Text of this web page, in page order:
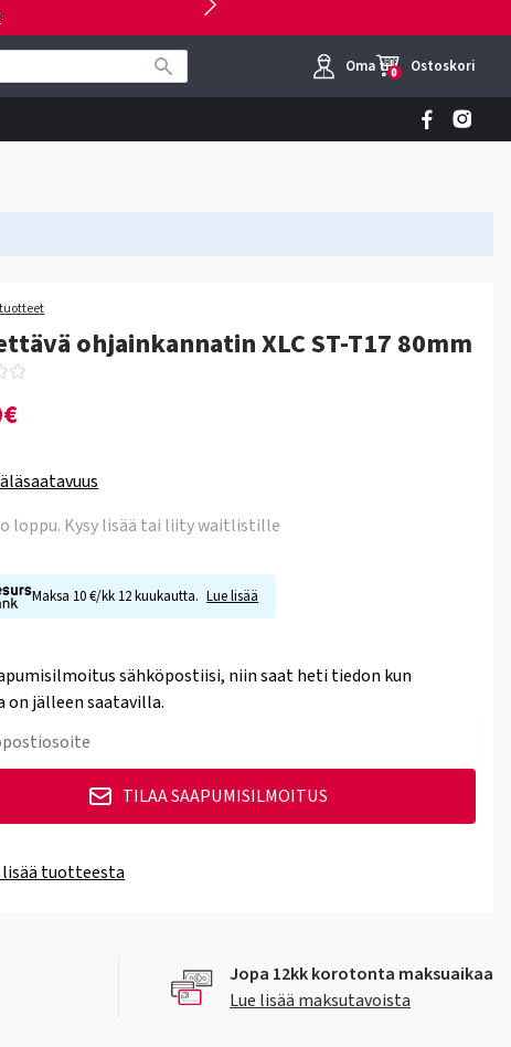
Oma tili
0 Ostoskori
ohjainkannatin XLC ST-T17 80mm
loppu. Kysy lisää tai liity waitlistille
Maksa 10 €/kk 12 kuukautta. Lue lisää
sähköpostiisi, niin saat heti tiedon kun
jälleen saatavilla.
TILAA SAAPUMISILMOITUS
lisää tuotteesta
Jopa 12kk korotonta maksuaikaa
Lue lisää maksutavoista